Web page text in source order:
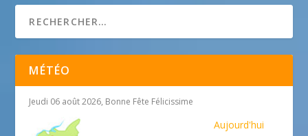
MÉTÉO
Jeudi 06 août 2026, Bonne Fête Félicissime
Aujourd'hui